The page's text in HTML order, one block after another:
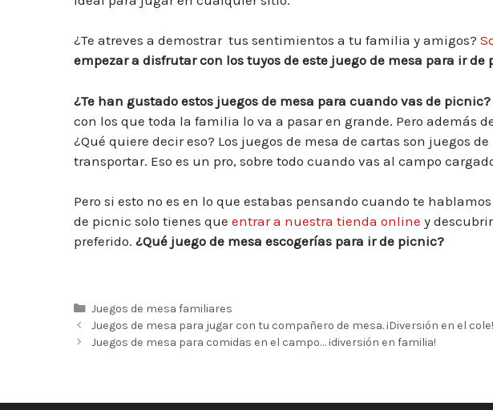
¿Te atreves a demostrar tus sentimientos a tu familia y amigos?
empezar a disfrutar con los tuyos de este juego de mesa para ir de
¿Te han gustado estos juegos de mesa para cuando vas de picnic?
con los que toda la familia lo va a pasar en grande. Pero además
¿Qué quiere decir eso? Los juegos de mesa de cartas son juegos
transportar. Eso es un pro, sobre todo cuando vas al campo
Pero si esto no es en lo que estabas pensando cuando te
de picnic solo tienes que entrar a nuestra tienda online y
preferido. ¿Qué juego de mesa escogerías para ir de picnic?
Categorías
Juegos de mesa familiares
Navegación
de
Juegos de mesa para jugar con tu compañero de mesa. ¡Diversión en el cole!
Juegos de mesa para comidas en el campo… ¡diversión en familia!